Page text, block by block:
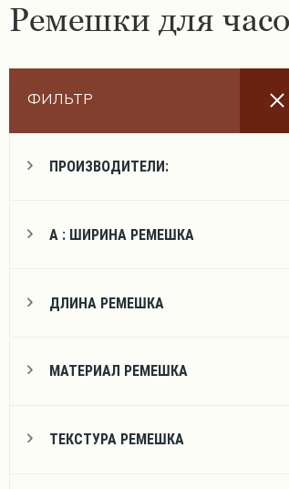
Фурнитура
Ремешки для
ФИЛЬТР
ПРОИЗВОДИТЕЛИ:
А : ШИРИНА РЕМЕШКА
ДЛИНА РЕМЕШКА
МАТЕРИАЛ РЕМЕШКА
ТЕКСТУРА РЕМЕШКА